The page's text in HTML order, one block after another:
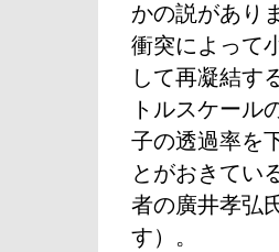
かの説があり
衝突によって
して再凝結す
トルスケール
子の透過率を
とがおきてい
者の廣井孝弘
す）。